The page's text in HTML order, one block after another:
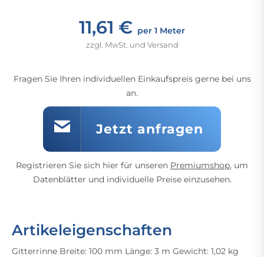
11,61 € per 1 Meter
zzgl. MwSt. und Versand
Fragen Sie Ihren individuellen Einkaufspreis gerne bei uns
an.
Jetzt anfragen
Registrieren Sie sich hier für unseren Premiumshop, um
Datenblätter und individuelle Preise einzusehen.
Artikeleigenschaften
Gitterrinne Breite: 100 mm Länge: 3 m Gewicht: 1,02 kg